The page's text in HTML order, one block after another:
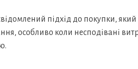
підхід до покупки, який
особливо коли несподівані